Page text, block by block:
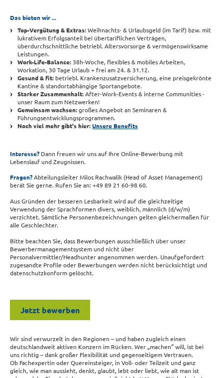
Das bieten wir ...
Top-Vergütung & Extras: Weihnachts- & Urlaubsgeld (im Tarif) bzw. mit
lukrativem Erfolgsanteil bei übertariflichen Verträgen,
überdurchschnittliche betriebl. Altersvorsorge & vermögenswirksame
Leistungen.
Work-Life-Balance: 38h-Woche, flexibles & mobiles Arbeiten,
Workation, 30 Tage Urlaub + frei am 24. & 31.12.
Gesund & fit: betriebl. Krankenzusatzversicherung, eine preisgekrönte
Kantine & standortabhängige Sportangebote.
Starker Zusammenhalt: After-Work-Events & interne Communities -
unser Raum zum Netzwerken!
Gemeinsam wachsen: großes Angebot an Seminaren &
Führungsentwicklungsprogrammen.
Noch viel mehr gibt's hier: Unsere Benefits
Interesse? Dann freuen wir uns auf Ihre Online-Bewerbung mit
Lebenslauf und Zeugnissen.
Fragen? Abteilungsleiter Milos Rachwalik (Head of Asset Management)
berät Sie gerne. Rufen Sie an: +49 89 21 60-98 60.
Aus Gründen der besseren Lesbarkeit wird auf die gleichzeitige
Verwendung der Sprachformen divers, weiblich, männlich (d/w/m)
verzichtet. Sämtliche Personenbezeichnungen gelten gleichermaßen für
alle Geschlechter.
Bitte beachten Sie, dass Bewerbungen ausschließlich über unser
Bewerbermanagementsystem und nicht über
Personalvermittler/Headhunter angenommen werden. Unaufgefordert
zugesandte Profile oder Bewerbungen werden nicht berücksichtigt und
datenschutzkonform gelöscht.
Jetzt bewerben
Wir sind verwurzelt in den Regionen – und haben zugleich einen
deutschlandweit aktiven Konzern im Rücken. Wer „machen“ will, ist bei
uns richtig – dank großer Flexibilität und gegenseitigem Vertrauen.
Ob Fachexpertin oder Quereinsteiger, in Voll- oder Teilzeit und ganz
gleich, wie man aussieht, denkt, glaubt, lebt oder liebt, wie alt man ist